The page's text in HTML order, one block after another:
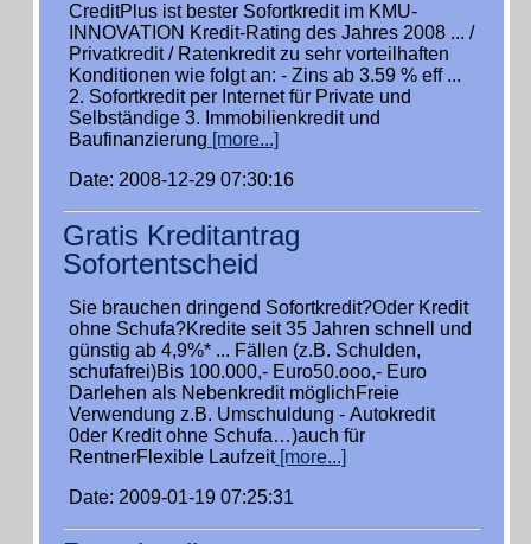
CreditPlus ist bester Sofortkredit im KMU-
INNOVATION Kredit-Rating des Jahres 2008 ... /
Privatkredit / Ratenkredit zu sehr vorteilhaften
Konditionen wie folgt an: - Zins ab 3.59 % eff ...
2. Sofortkredit per Internet für Private und
Selbständige 3. Immobilienkredit und
Baufinanzierung [more...]
Date: 2008-12-29 07:30:16
Gratis Kreditantrag
Sofortentscheid
Sie brauchen dringend Sofortkredit?Oder Kredit
ohne Schufa?Kredite seit 35 Jahren schnell und
günstig ab 4,9%* ... Fällen (z.B. Schulden,
schufafrei)Bis 100.000,- Euro50.ooo,- Euro
Darlehen als Nebenkredit möglichFreie
Verwendung z.B. Umschuldung - Autokredit
0der Kredit ohne Schufa…)auch für
RentnerFlexible Laufzeit[more...]
Date: 2009-01-19 07:25:31